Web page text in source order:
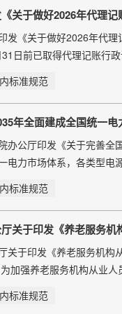
关于做好2026年代理记
发《关于做好2026年代理
日前已取得代理记账行
政部门进行年度备案；
标准规范
年全面建成全国统一电
办公厅印发《关于完善
电力市场体系，各类型电
2035年，全面建成全国统
对纵深推进全国统一大市
标准规范
关于印发《养老服务
关于印发《养老服务机构
养老服务机构从业人员
老服务机构从业人员职
护理、康复保健、社会工
标准规范